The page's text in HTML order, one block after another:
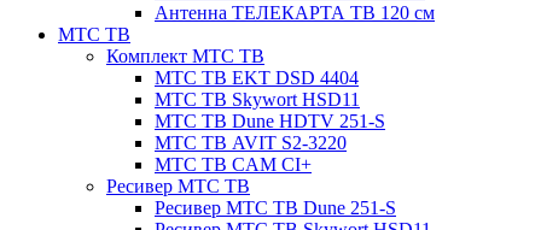
Антенна ТЕЛЕКАРТА ТВ 120 см
МТС ТВ
Комплект МТС ТВ
МТС ТВ EKT DSD 4404
МТС ТВ Skywort HSD11
МТС ТВ Dune HDTV 251-S
МТС ТВ AVIT S2-3220
МТС ТВ CAM CI+
Ресивер МТС ТВ
Ресивер МТС ТВ Dune 251-S